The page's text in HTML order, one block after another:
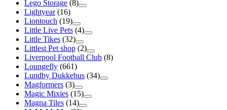
Lego Storage (8)
Lightyear (16)
Liontouch (19)
Little Live Pets (4)
Little Tikes (32)
Littlest Pet shop (2)
Liverpool Football Club (8)
Loungefly (661)
Lundby Dukkehus (34)
Magformers (3)
Magic Mixies (15)
Magna Tiles (14)